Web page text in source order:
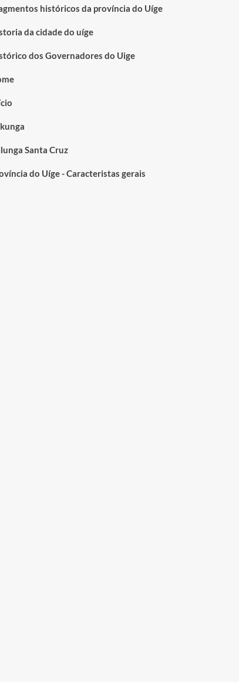
históricos da província do Uíge
da cidade do uíge
dos Governadores do Uige
Santa Cruz
do Uíge - Caracteristas gerais